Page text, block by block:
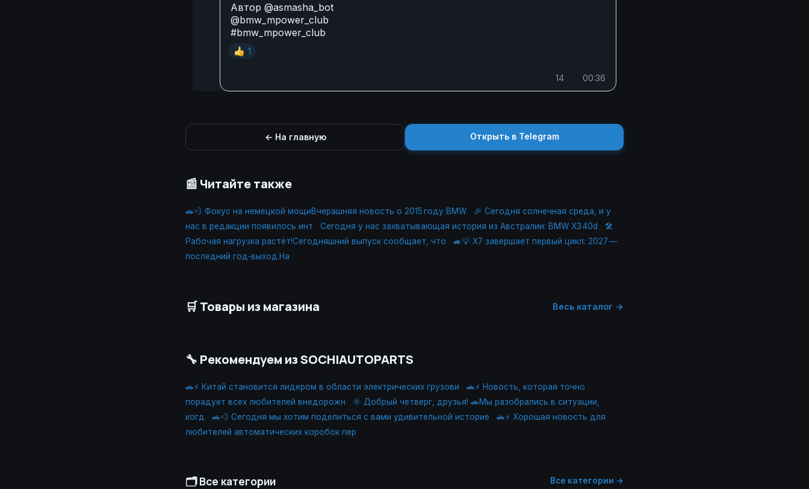
Автор @asmasha_bot
@bmw_mpower_club
#bmw_mpower_club
👍
1
14 00:36
← На главную Открыть в Telegram
📰 Читайте также
🚗💨 Фокус на немецкой мощиВчерашняя новость о 2015 году BMW
🎉 Сегодня солнечная среда, и у
нас в редакции появилось инт
Сегодня у нас захватывающая история из Австралии: BMW X3 40d
🛠️
Рабочая нагрузка растёт!Сегодняшний выпуск сообщает, что
🚙💡 X7 завершает первый цикл: 2027 —
последний год‑выход.На
🛒 Товары из магазина Весь каталог →
🔧 Рекомендуем из SOCHIAUTOPARTS
🚗⚡ Китай становится лидером в области электрических грузови
🚗⚡ Новость, которая точно
порадует всех любителей внедорожн
🌞 Добрый четверг, друзья! 🚗Мы разобрались в ситуации,
когд
🚗💨 Сегодня мы хотим поделиться с вами удивительной историе
🚗⚡ Хорошая новость для
любителей автоматических коробок пер
🗂️ Все категории Все категории →